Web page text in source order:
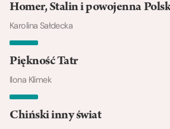
Homer, Stalin i powojenna
Karolina Sałdecka
Piękność Tatr
Ilona Klimek
Chiński inny świat